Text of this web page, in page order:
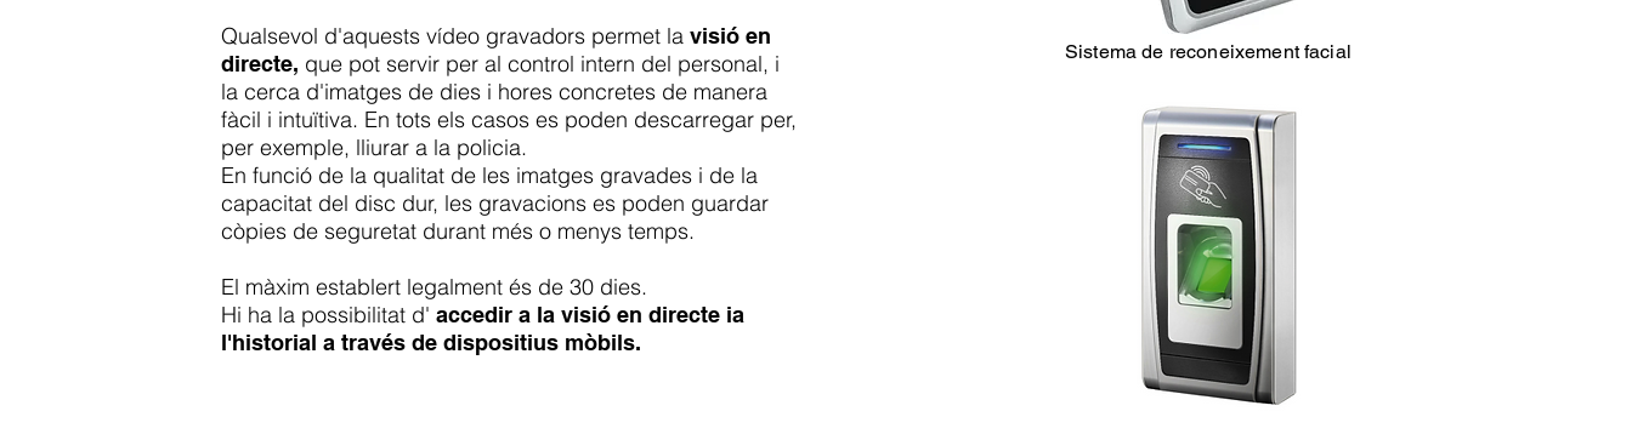
Qualsevol d'aquests vídeo gravadors permet la visió en
directe, que pot servir per al control intern del personal, i
la cerca d'imatges de dies i hores concretes de manera
fàcil i intuïtiva. En tots els casos es poden descarregar per,
per exemple, lliurar a la policia.
En funció de la qualitat de les imatges gravades i de la
capacitat del disc dur, les gravacions es poden guardar
còpies de seguretat durant més o menys temps.
El màxim establert legalment és de 30 dies.
Hi ha la possibilitat d' accedir a la visió en directe ia
l'historial a través de dispositius mòbils.
Sistema de reconeixement facial